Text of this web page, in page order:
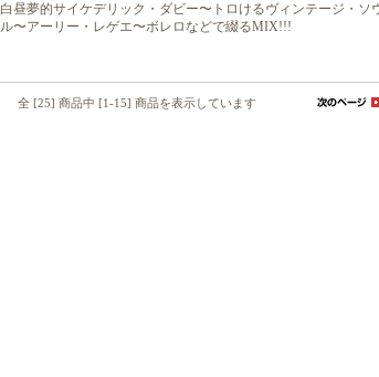
白昼夢的サイケデリック・ダビー〜トロけるヴィンテージ・ソ
ル〜アーリー・レゲエ〜ボレロなどで綴るMIX!!!
全 [25] 商品中 [1-15] 商品を表示しています